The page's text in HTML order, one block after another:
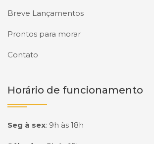
Breve Lançamentos
Prontos para morar
Contato
Horário de funcionamento
Seg à sex: 9h às 18h